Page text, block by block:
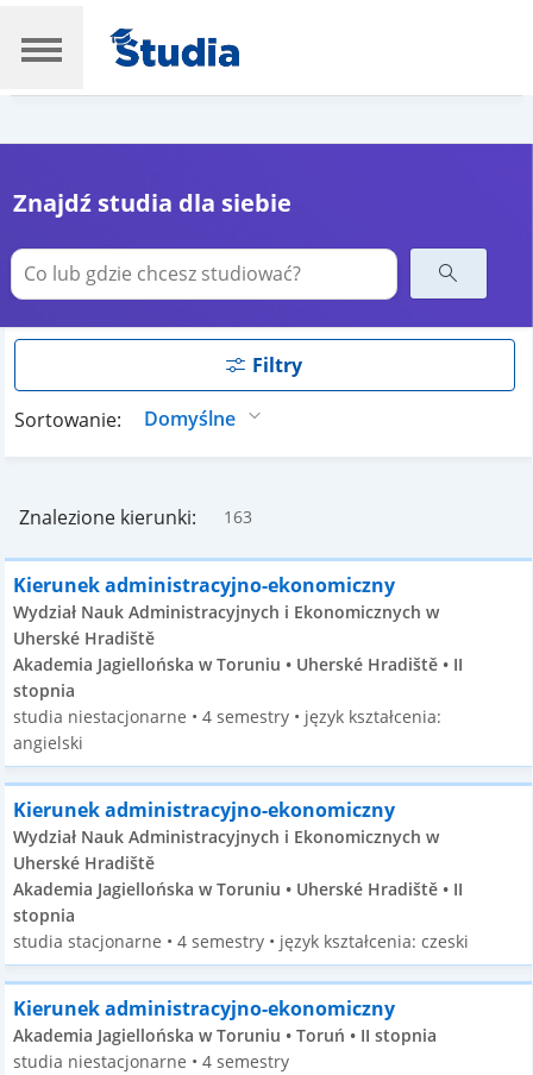
Znajdź studia dla siebie
Filtry
Sortowanie:
Znalezione kierunki: 163
Kierunek administracyjno-ekonomiczny
Wydział Nauk Administracyjnych i Ekonomicznych w
Uherské Hradiště
Akademia Jagiellońska w Toruniu • Uherské Hradiště • II
stopnia
studia niestacjonarne • 4 semestry • język kształcenia:
angielski
Kierunek administracyjno-ekonomiczny
Wydział Nauk Administracyjnych i Ekonomicznych w
Uherské Hradiště
Akademia Jagiellońska w Toruniu • Uherské Hradiště • II
stopnia
studia stacjonarne • 4 semestry • język kształcenia: czeski
Kierunek administracyjno-ekonomiczny
Akademia Jagiellońska w Toruniu • Toruń • II stopnia
studia niestacjonarne • 4 semestry